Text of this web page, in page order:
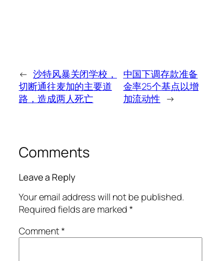
← 沙特风暴关闭学校，
切断通往麦加的主要道
路，造成两人死亡
中国下调存款准备
金率25个基点以增
加流动性 →
Comments
Leave a Reply
Your email address will not be published.
Required fields are marked*
Comment*